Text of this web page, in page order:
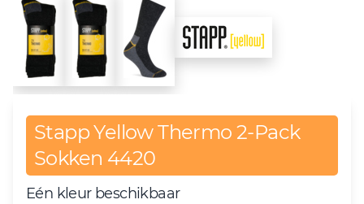
Stapp Yellow Thermo 2-Pack
Sokken 4420
Eén kleur beschikbaar